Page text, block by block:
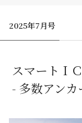
2025年7月号
スマートＩ
- 多数アン